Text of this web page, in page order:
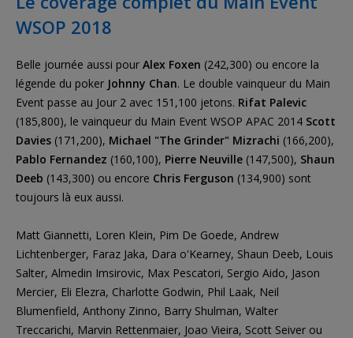
WSOP 2018
Belle journée aussi pour Alex Foxen (242,300) ou encore la
légende du poker Johnny Chan. Le double vainqueur du Main
Event passe au Jour 2 avec 151,100 jetons. Rifat Palevic
(185,800), le vainqueur du Main Event WSOP APAC 2014 Scott
Davies (171,200), Michael "The Grinder" Mizrachi (166,200),
Pablo Fernandez (160,100), Pierre Neuville (147,500), Shaun
Deeb (143,300) ou encore Chris Ferguson (134,900) sont
toujours là eux aussi.
Matt Giannetti, Loren Klein, Pim De Goede, Andrew
Lichtenberger, Faraz Jaka, Dara o'Kearney, Shaun Deeb, Louis
Salter, Almedin Imsirovic, Max Pescatori, Sergio Aido, Jason
Mercier, Eli Elezra, Charlotte Godwin, Phil Laak, Neil
Blumenfield, Anthony Zinno, Barry Shulman, Walter
Treccarichi, Marvin Rettenmaier, Joao Vieira, Scott Seiver ou